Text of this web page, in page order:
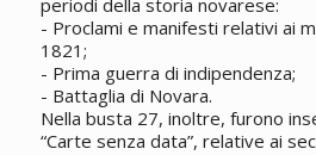
periodi della storia novarese:
- Proclami e manifesti relativi ai
1821;
- Prima guerra di indipendenza;
- Battaglia di Novara.
Nella busta 27, inoltre, furono
“Carte senza data”, relative ai